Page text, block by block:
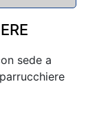
sede a